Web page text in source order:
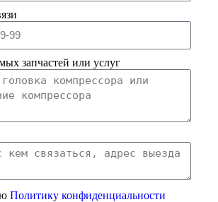
запчастей или услуг
Политику конфиденциальности